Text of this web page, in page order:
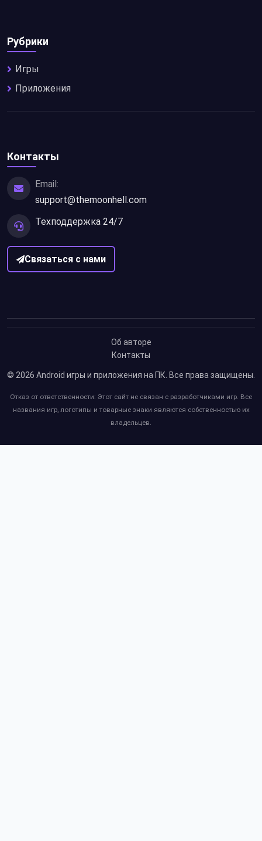
Рубрики
Игры
Приложения
Контакты
Email:
support@themoonhell.com
Техподдержка 24/7
Связаться с нами
Об авторе
Контакты
© 2026 Android игры и приложения на ПК. Все права защищены.
Отказ от ответственности: Этот сайт не связан с разработчиками игр. Все
названия игр, логотипы и товарные знаки являются собственностью их
владельцев.